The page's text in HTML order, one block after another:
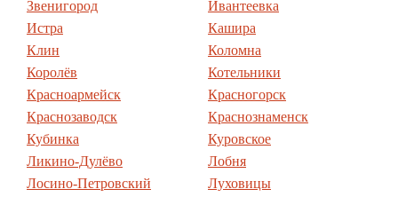
Звенигород
Ивантеевка
Истра
Кашира
Клин
Коломна
Королёв
Котельники
Красноармейск
Красногорск
Краснозаводск
Краснознаменск
Кубинка
Куровское
Ликино-Дулёво
Лобня
Лосино-Петровский
Луховицы